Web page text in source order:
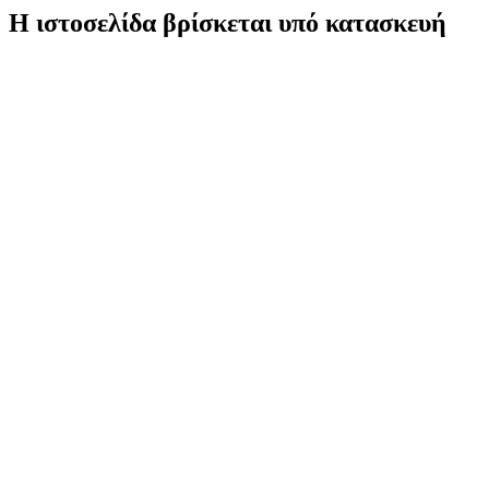
Η ιστοσελίδα βρίσκεται υπό κατασκευή